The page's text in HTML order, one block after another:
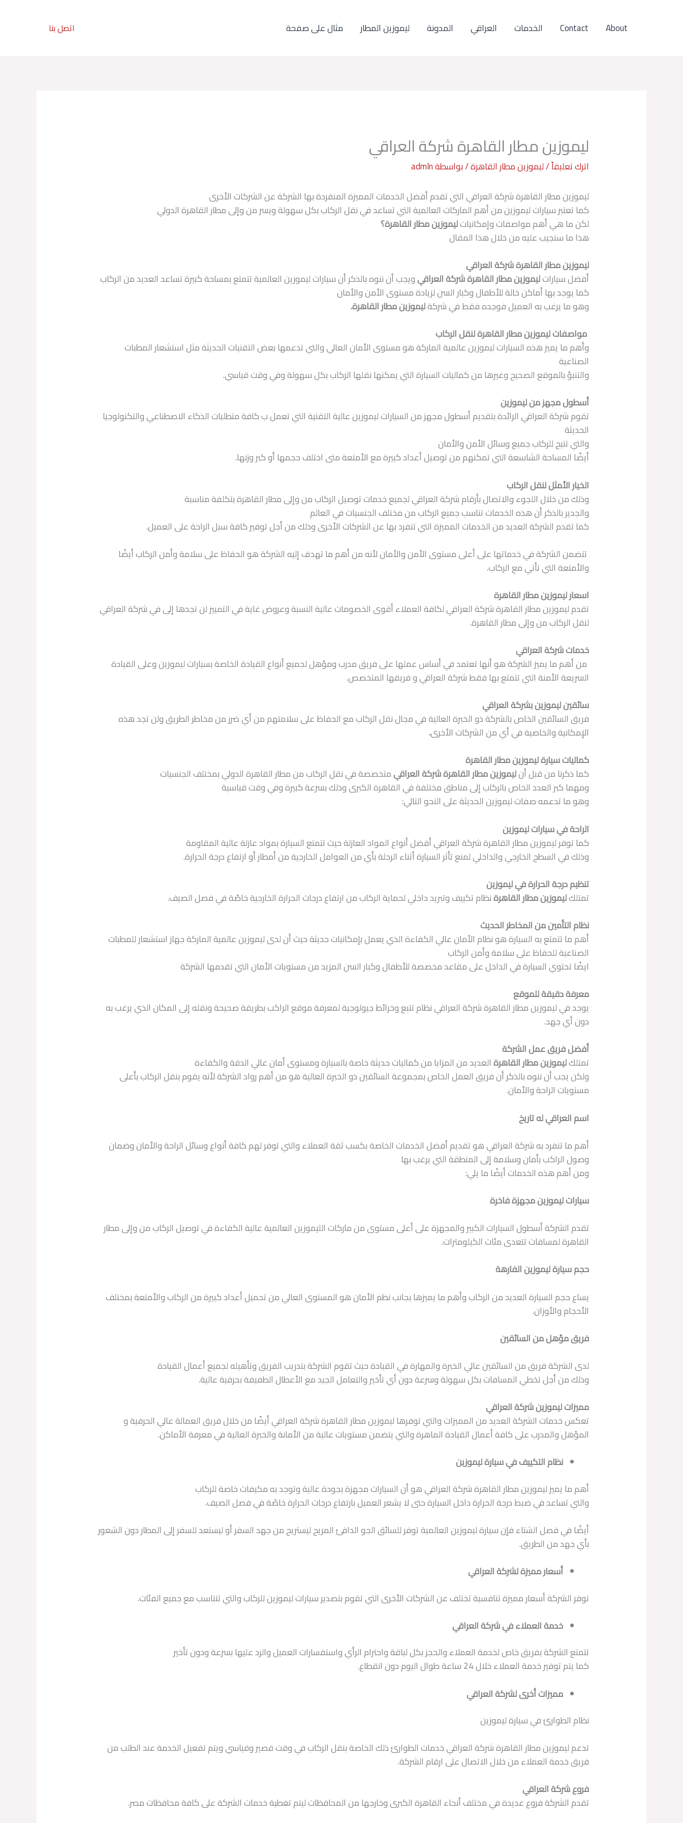
About
Contact الخدمات العراقي المدونة ليموزين المطار مثال على صفحة اتصل بنا
ليموزين مطار القاهرة شركة العراقي
اترك تعليقاً/ليموزين مطار القاهرة/ بواسطةadmln
ليموزين مطار القاهرة شركة العراقي التي تقدم أفضل الخدمات المميزة المنفردة بها الشركة عن الشركات الأخرى
كما تعتبر سيارات ليموزين من أهم الماركات العالمية التي تساعد في نقل الركاب بكل سهولة ويسر من وإلى مطار القاهرة الدولي
لكن ما هي أهم مواصفات وإمكانياتليموزين مطار القاهرة؟
هذا ما سنجيب عليه من خلال هذا المقال
ليموزين مطار القاهرة شركة العراقي
أفضل سياراتليموزين مطار القاهرة شركة العراقيويجب أن ننوه بالذكر أن سيارات ليموزين العالمية تتمتع بمساحة كبيرة تساعد العديد من الركاب
كما يوجد بها أماكن خالة للأطفال وكبار السن لزيادة مستوى الأمن والأمان
وهو ما يرغب به العميل فوجده فقط في شركةليموزين مطار القاهرة.
مواصفات ليموزين مطار القاهرة لنقل الركاب
وأهم ما يميز هذه السيارات ليموزين عالمية الماركة هو مستوى الأمان العالي والتي تدعمها بعض التقنيات الحديثة مثل استشعار المطبات
الصناعية
والتنبؤ بالموقع الصحيح وغيرها من كماليات السيارة التي يمكنها نقلها الركاب بكل سهولة وفي وقت قياسي.
أسطول مجهز من ليموزين
تقوم شركة العراقي الرائدة بتقديم أسطول مجهز من السيارات ليموزين عالية التقنية التي تعمل ب كافة متطلبات الذكاء الاصطناعي والتكنولوجيا
الحديثة
والتي تتيح للركاب جميع وسائل الأمن والأمان
أيضًا المساحة الشاسعة التي تمكنهم من توصيل أعداد كبيرة مع الأمتعة متى اختلف حجمها أو كبر وزنها.
الخيار الأمثل لنقل الركاب
وذلك من خلال اللجوء والاتصال بأرقام شركة العراقي لجميع خدمات توصيل الركاب من وإلى مطار القاهرة بتكلفة مناسبة
والجدير بالذكر أن هذه الخدمات تناسب جميع الركاب من مختلف الجنسيات في العالم
كما تقدم الشركة العديد من الخدمات المميزة التي تنفرد بها عن الشركات الأخرى وذلك من أجل توفير كافة سبل الراحة على العميل.
تتضمن الشركة في خدماتها على أعلى مستوى الأمن والأمان لأنه من أهم ما تهدف إليه الشركة هو الحفاظ على سلامة وأمن الركاب أيضًا
والأمتعة التي تأتي مع الركاب.
اسعار ليموزين مطار القاهرة
تقدم ليموزين مطار القاهرة شركة العراقي لكافة العملاء أقوى الخصومات عالية النسبة وعروض غاية في التمييز لن تجدها إلى في شركة العراقي
لنقل الركاب من وإلى مطار القاهرة.
خدمات شركة العراقي
من أهم ما يميز الشركة هو أنها تعتمد في أساس عملها على فريق مدرب ومؤهل لجميع أنواع القيادة الخاصة بسيارات ليموزين وعلى القيادة
السريعة الأمنة التي تتمتع بها فقط شركة العراقي و فريقها المتخصص.
سائقين ليموزين بشركة العراقي
فريق السائقين الخاص بالشركة ذو الخبرة العالية في مجال نقل الركاب مع الحفاظ على سلامتهم من أي ضرر من مخاطر الطريق ولن تجد هذه
الإمكانية والخاصية في أي من الشركات الأخرى.
كماليات سيارة ليموزين مطار القاهرة
كما ذكرنا من قبل أنليموزين مطار القاهرة شركة العراقيمتخصصة في نقل الركاب من مطار القاهرة الدولي بمختلف الجنسيات
ومهما كبر العدد الخاص بالركاب إلى مناطق مختلفة في القاهرة الكبرى وذلك بسرعة كبيرة وفي وقت قياسية
وهو ما تدعمه صفات ليموزين الحديثة على النحو التالي:
الراحة في سيارات ليموزين
كما توفر ليموزين مطار القاهرة شركة العراقي أفضل أنواع المواد العازلة حيث تتمتع السيارة بمواد عازلة عالية المقاومة
وذلك في السطح الخارجي والداخلي لمنع تأثر السيارة أثناء الرحلة بأي من العوامل الخارجية من أمطار أو ارتفاع درجة الحرارة.
تنظيم درجة الحرارة في ليموزين
تمتلكليموزين مطار القاهرةنظام تكييف وتبريد داخلي لحماية الركاب من ارتفاع درجات الحرارة الخارجية خاصًة في فصل الصيف.
نظام التأمين من المخاطر الحديث
أهم ما تتمتع به السيارة هو نظام الأمان عالي الكفاءة الذي يعمل بإمكانيات حديثة حيث أن لدى ليموزين عالمية الماركة جهاز استشعار للمطبات
الصناعية للحفاظ على سلامة وأمن الركاب
ايضًا تحتوي السيارة في الداخل على مقاعد مخصصة للأطفال وكبار السن المزيد من مستويات الأمان التي تقدمها الشركة
معرفة دقيقة للموقع
يوجد في ليموزين مطار القاهرة شركة العراقي نظام تتبع وخرائط جيولوجية لمعرفة موقع الراكب بطريقة صحيحة ونقله إلى المكان الذي يرغب به
دون أي جهد.
أفضل فريق عمل الشركة
تمتلكليموزين مطار القاهرةالعديد من المزايا من كماليات حديثة خاصة بالسيارة ومستوى أمان عالي الدقة والكفاءة
ولكن يجب أن ننوه بالذكر أن فريق العمل الخاص بمجموعة السائقين ذو الخبرة العالية هو من أهم رواد الشركة لأنه يقوم بنقل الركاب بأعلى
مستويات الراحة والأمان.
اسم العراقي له تاريخ
أهم ما تنفرد به شركة العراقي هو تقديم أفضل الخدمات الخاصة بكسب ثقة العملاء والتي توفر لهم كافة أنواع وسائل الراحة والأمان وضمان
وصول الراكب بأمان وسلامة إلى المنطقة التي يرغب بها
ومن أهم هذه الخدمات أيضًا ما يلي:
سيارات ليموزين مجهزة فاخرة
تقدم الشركة أسطول السيارات الكبير والمجهزة على أعلى مستوى من ماركات الليموزين العالمية عالية الكفاءة في توصيل الركاب من وإلى مطار
القاهرة لمسافات تتعدى مئات الكيلومترات.
حجم سيارة ليموزين الفارهة
يساع حجم السيارة العديد من الركاب وأهم ما يميزها بجانب نظم الأمان هو المستوى العالي من تحميل أعداد كبيرة من الركاب والأمتعة بمختلف
الأحجام والأوزان.
فريق مؤهل من السائقين
لدى الشركة فريق من السائقين عالي الخبرة والمهارة في القيادة حيث تقوم الشركة بتدريب الفريق وتأهيله لجميع أعمال القيادة
وذلك من أجل تخطي المسافات بكل سهولة وسرعة دون أي تأخير والتعامل الجيد مع الأعطال الطفيفة بحرفية عالية.
مميزات ليموزين شركة العراقي
تعكس خدمات الشركة العديد من المميزات والتي توفرها ليموزين مطار القاهرة شركة العراقي أيضًا من خلال فريق العمالة عالي الحرفية و
المؤهل والمدرب على كافة أعمال القيادة الماهرة والتي يتضمن مستويات عالية من الأمانة والخبرة العالية في معرفة الأماكن.
نظام التكييف في سيارة ليموزين
أهم ما يميز ليموزين مطار القاهرة شركة العراقي هو أن السيارات مجهزة بجودة عالية وتوجد به مكيفات خاصة للركاب
والتي تساعد في ضبط درجة الحرارة داخل السيارة حتى لا يشعر العميل بارتفاع درجات الحرارة خاصًة في فصل الصيف.
أيضًا في فصل الشتاء فإن سيارة ليموزين العالمية توفر للسائق الجو الدافئ المريح ليستريح من جهد السفر أو ليستعد للسفر إلى المطار دون الشعور
بأي جهد من الطريق.
أسعار مميزة لشركة العراقي
توفر الشركة أسعار مميزة تنافسية تختلف عن الشركات الأخرى التي تقوم بتصدير سيارات ليموزين للركاب والتي تتناسب مع جميع الفئات.
خدمة العملاء في شركة العراقي
تتمتع الشركة بفريق خاص لخدمة العملاء والحجز بكل لباقة واحترام الرأي واستفسارات العميل والرد عليها بسرعة ودون تأخير
كما يتم توفير خدمة العملاء خلال 24 ساعة طوال اليوم دون انقطاع.
مميزات أخرى لشركة العراقي
نظام الطوارئ في سيارة ليموزين
تدعم ليموزين مطار القاهرة شركة العراقي خدمات الطوارئ ذلك الخاصة بنقل الركاب في وقت قصير وقياسي ويتم تفعيل الخدمة عند الطلب من
فريق خدمة العملاء من خلال الاتصال على ارقام الشركة.
فروع شركة العراقي
تقدم الشركة فروع عديدة في مختلف أنحاء القاهرة الكبرى وخارجها من المحافظات ليتم تغطية خدمات الشركة على كافة محافظات مصر.